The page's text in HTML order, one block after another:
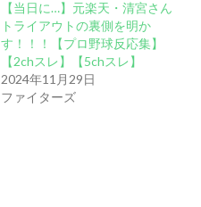
【当日に…】元楽天・清宮さん
トライアウトの裏側を明か
す！！！【プロ野球反応集】
【2chスレ】【5chスレ】
2024年11月29日
ファイターズ